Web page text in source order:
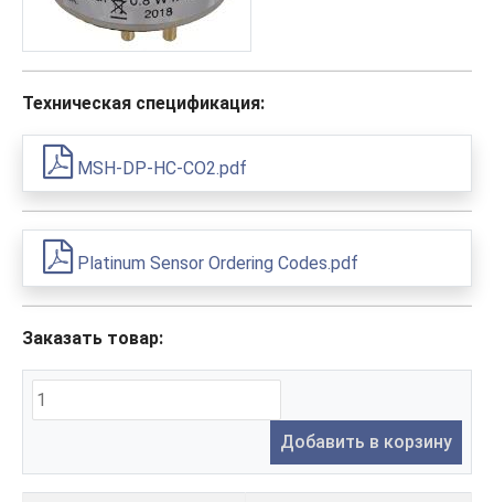
Техническая спецификация:
MSH-DP-HC-CO2.pdf
Platinum Sensor Ordering Codes.pdf
Заказать товар:
Добавить в корзину